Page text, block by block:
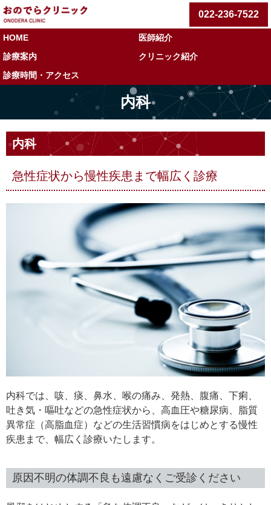
022-236-7522
HOME
医師紹介
診療案内
クリニック紹介
診療時間・アクセス
内科
内科
急性症状から慢性疾患まで幅広く診療
内科では、咳、痰、鼻水、喉の痛み、発熱、腹痛、下痢、
吐き気・嘔吐などの急性症状から、高血圧や糖尿病、脂質
異常症（高脂血症）などの生活習慣病をはじめとする慢性
疾患まで、幅広く診療いたします。
原因不明の体調不良も遠慮なくご受診ください